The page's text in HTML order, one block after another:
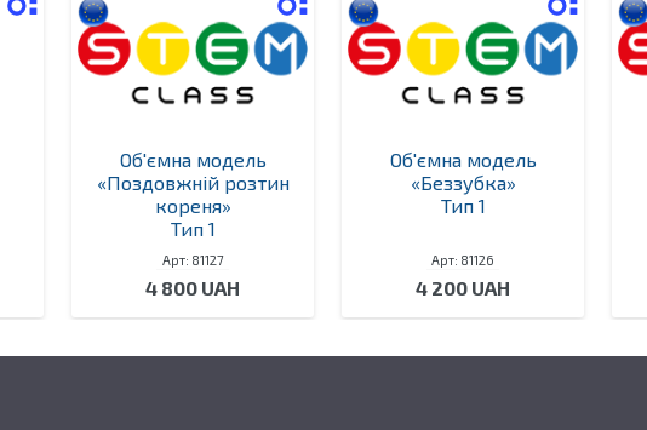
Об'ємна модель
«Поздовжній розтин
кореня»
Тип 1
Арт: 81127
4 800 UAH
Об'ємна модель
«Беззубка»
Тип 1
Арт: 81126
4 200 UAH